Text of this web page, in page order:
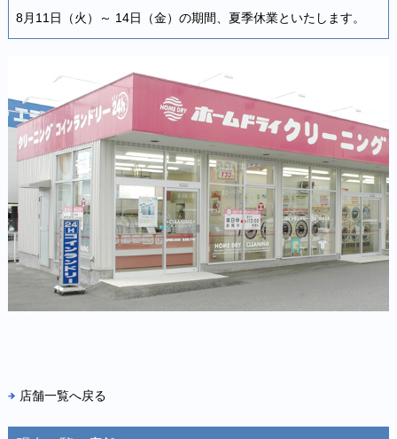
8月11日（火）～ 14日（金）の期間、夏季休業といたします。
店舗一覧へ戻る